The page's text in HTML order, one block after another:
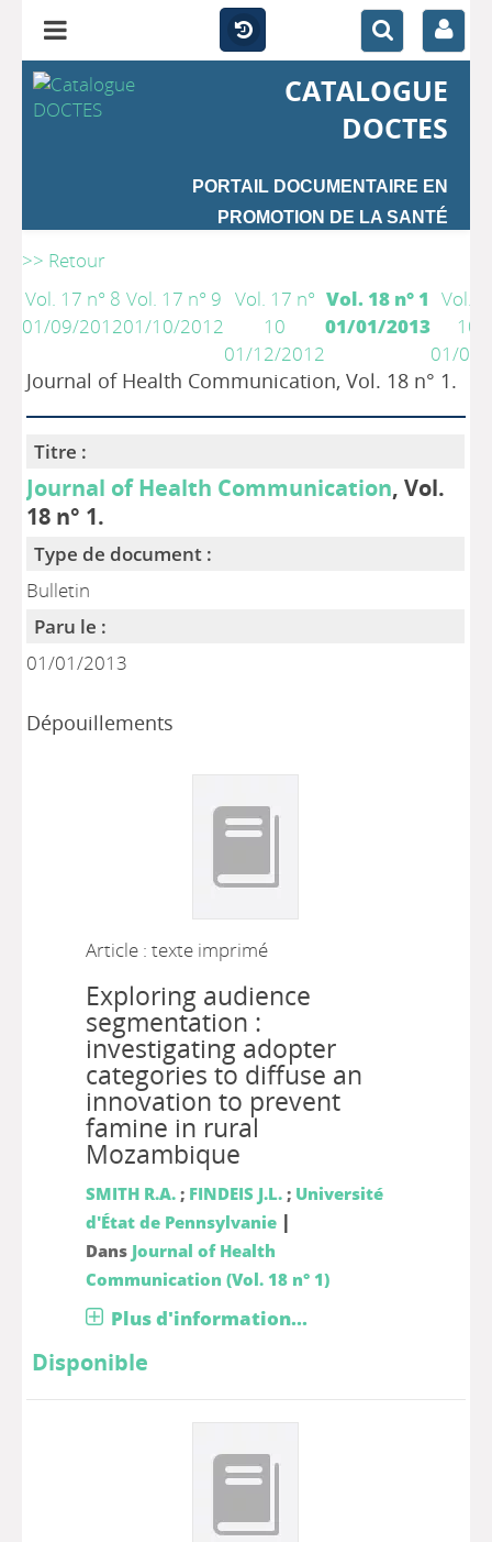
CATALOGUE
DOCTES
PORTAIL DOCUMENTAIRE EN
PROMOTION DE LA SANTÉ
>> Retour
Vol. 17 n° 8
01/09/2012
Vol. 17 n° 9
01/10/2012
Vol. 17 n°
10
01/12/2012
Vol. 18 n° 1
01/01/2013
Vol.
10-
01/
Journal of Health Communication, Vol. 18 n° 1.
Titre :
Journal of Health Communication, Vol.
18 n° 1.
Type de document :
Bulletin
Paru le :
01/01/2013
Dépouillements
Article : texte imprimé
Exploring audience
segmentation :
investigating adopter
categories to diffuse an
innovation to prevent
famine in rural
Mozambique
SMITH R.A.; FINDEIS J.L.; Université
d'État de Pennsylvanie |
Dans Journal of Health
Communication (Vol. 18 n° 1)
Plus d'information...
Disponible